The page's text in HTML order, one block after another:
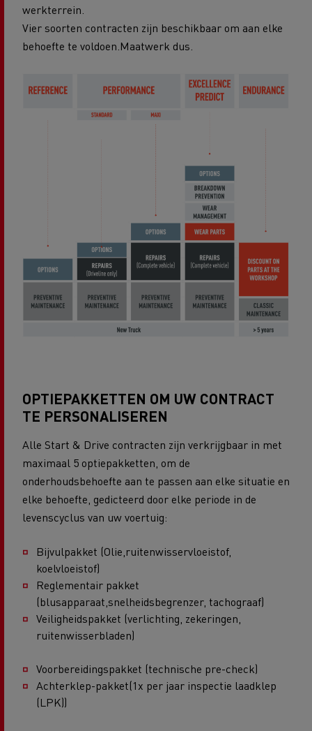
werkterrein.
Vier soorten contracten zijn beschikbaar om aan elke
behoefte te voldoen.Maatwerk dus.
OPTIEPAKKETTEN OM UW CONTRACT
TE PERSONALISEREN
Alle Start & Drive contracten zijn verkrijgbaar in met
maximaal 5 optiepakketten, om de
onderhoudsbehoefte aan te passen aan elke situatie en
elke behoefte, gedicteerd door elke periode in de
levenscyclus van uw voertuig:
Bijvulpakket (Olie,ruitenwisservloeistof,
koelvloeistof)
Reglementair pakket
(blusapparaat,snelheidsbegrenzer, tachograaf)
Veiligheidspakket (verlichting, zekeringen,
ruitenwisserbladen)
Voorbereidingspakket (technische pre-check)
Achterklep-pakket(1x per jaar inspectie laadklep
(LPK))